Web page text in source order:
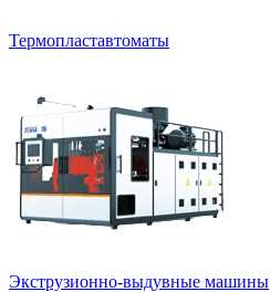
Термопластавтоматы
Экструзионно-выдувные машины